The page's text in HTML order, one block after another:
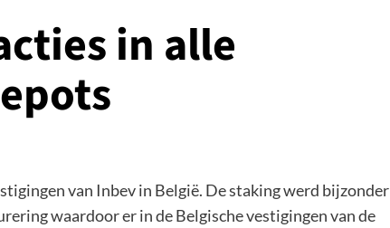
in alle
van Inbev in België. De staking werd bijzonder
waardoor er in de Belgische vestigingen van de